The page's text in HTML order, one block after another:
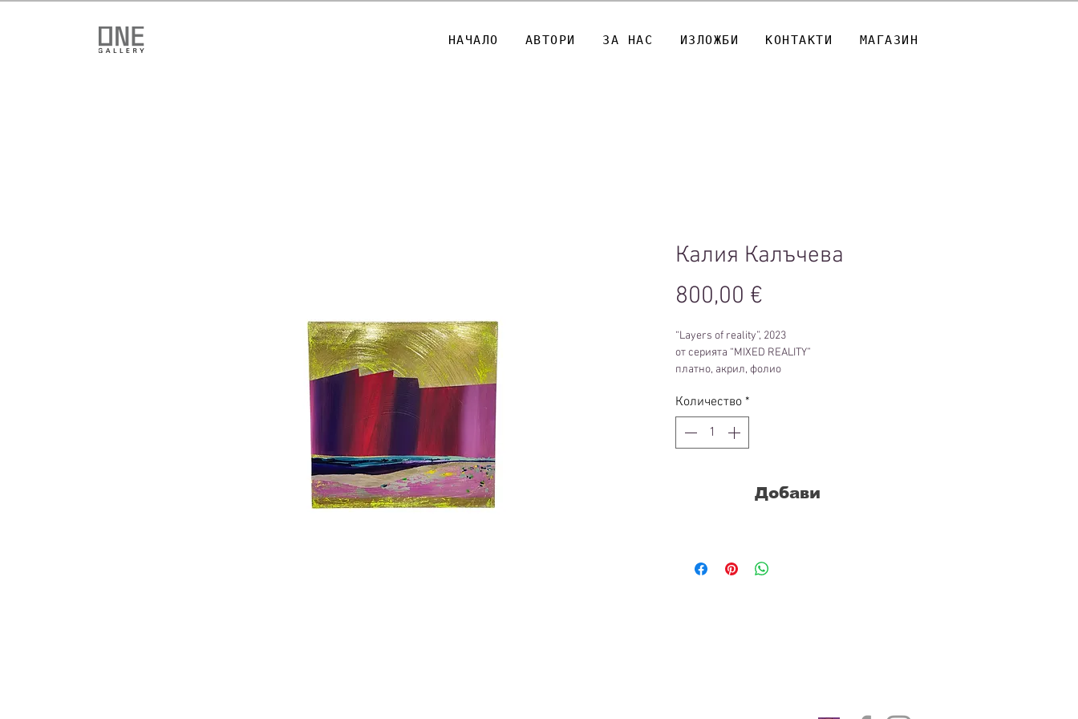
НАЧАЛО АВТОРИ ЗА НАС ИЗЛОЖБИ КОНТАКТИ МАГАЗИН
Калия Калъчева
800,00 €
“Layers of reality”, 2023
от серията “MIXED REALITY”
платно, акрил, фолио
Количество *
Добави